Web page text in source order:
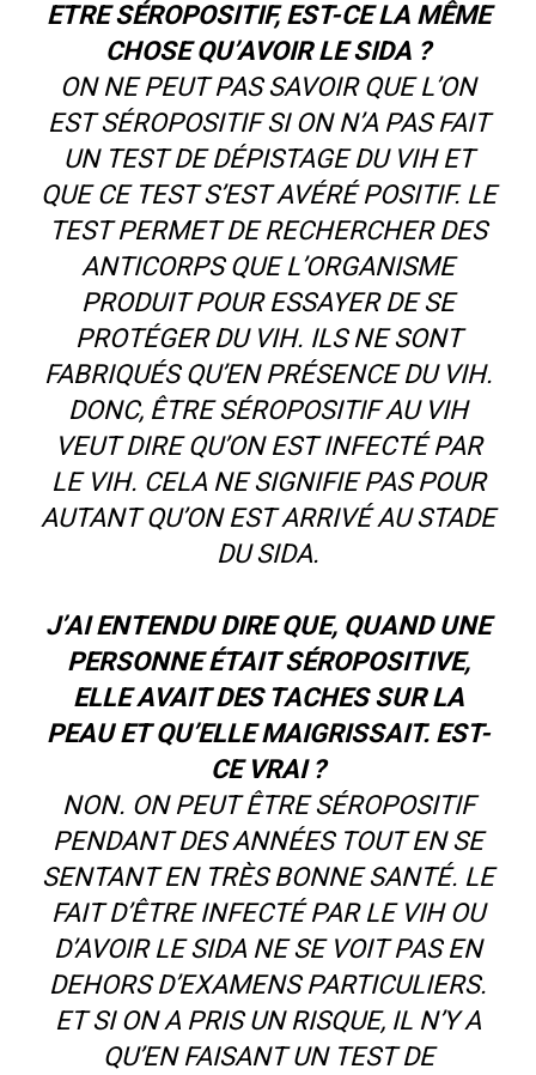
ETRE SÉROPOSITIF, EST-CE LA MÊME
CHOSE QU’AVOIR LE SIDA ?
ON NE PEUT PAS SAVOIR QUE L’ON
EST SÉROPOSITIF SI ON N’A PAS FAIT
UN TEST DE DÉPISTAGE DU VIH ET
QUE CE TEST S’EST AVÉRÉ POSITIF. LE
TEST PERMET DE RECHERCHER DES
ANTICORPS QUE L’ORGANISME
PRODUIT POUR ESSAYER DE SE
PROTÉGER DU VIH. ILS NE SONT
FABRIQUÉS QU’EN PRÉSENCE DU VIH.
DONC, ÊTRE SÉROPOSITIF AU VIH
VEUT DIRE QU’ON EST INFECTÉ PAR
LE VIH. CELA NE SIGNIFIE PAS POUR
AUTANT QU’ON EST ARRIVÉ AU STADE
DU SIDA.
J’AI ENTENDU DIRE QUE, QUAND UNE
PERSONNE ÉTAIT SÉROPOSITIVE,
ELLE AVAIT DES TACHES SUR LA
PEAU ET QU’ELLE MAIGRISSAIT. EST-
CE VRAI ?
NON. ON PEUT ÊTRE SÉROPOSITIF
PENDANT DES ANNÉES TOUT EN SE
SENTANT EN TRÈS BONNE SANTÉ. LE
FAIT D’ÊTRE INFECTÉ PAR LE VIH OU
D’AVOIR LE SIDA NE SE VOIT PAS EN
DEHORS D’EXAMENS PARTICULIERS.
ET SI ON A PRIS UN RISQUE, IL N’Y A
QU’EN FAISANT UN TEST DE